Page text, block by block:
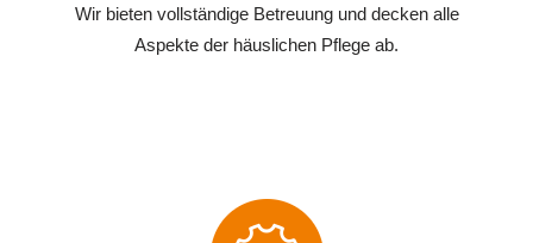
Wir bieten vollständige Betreuung und decken alle
Aspekte der häuslichen Pflege ab.